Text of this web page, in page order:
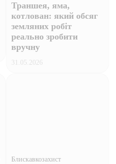
Траншея, яма,
котлован: який обсяг
земляних робіт
реально зробити
вручну
31.05.2026
Блискавкозахист